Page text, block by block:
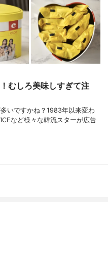
むしろ美味しすぎて注
いですかね？1983年以来変わ
など様々な韓流スターが広告